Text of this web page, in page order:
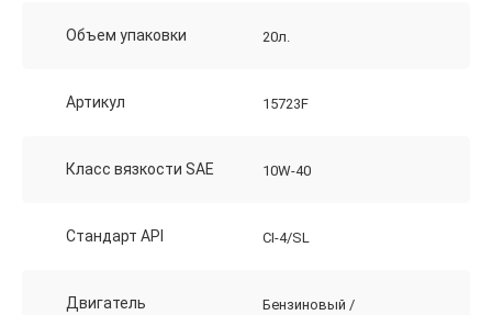
Объем упаковки 20л.
Артикул 15723F
Класс вязкости SAE 10W-40
Стандарт API CI-4/SL
Двигатель
Бензиновый /